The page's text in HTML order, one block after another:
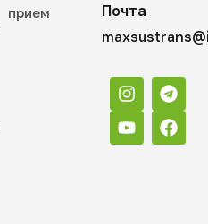
прием
Почта